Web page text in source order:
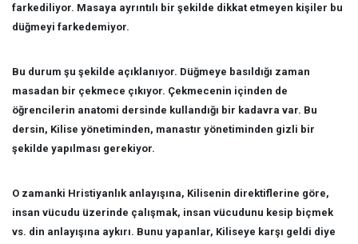
farkediliyor. Masaya ayrıntılı bir şekilde dikkat etmeyen kişiler bu
düğmeyi farkedemiyor.
Bu durum şu şekilde açıklanıyor. Düğmeye basıldığı zaman
masadan bir çekmece çıkıyor. Çekmecenin içinden de
öğrencilerin anatomi dersinde kullandığı bir kadavra var. Bu
dersin, Kilise yönetiminden, manastır yönetiminden gizli bir
şekilde yapılması gerekiyor.
O zamanki Hristiyanlık anlayışına, Kilisenin direktiflerine göre,
insan vücudu üzerinde çalışmak, insan vücudunu kesip biçmek
vs. din anlayışına aykırı. Bunu yapanlar, Kiliseye karşı geldi diye